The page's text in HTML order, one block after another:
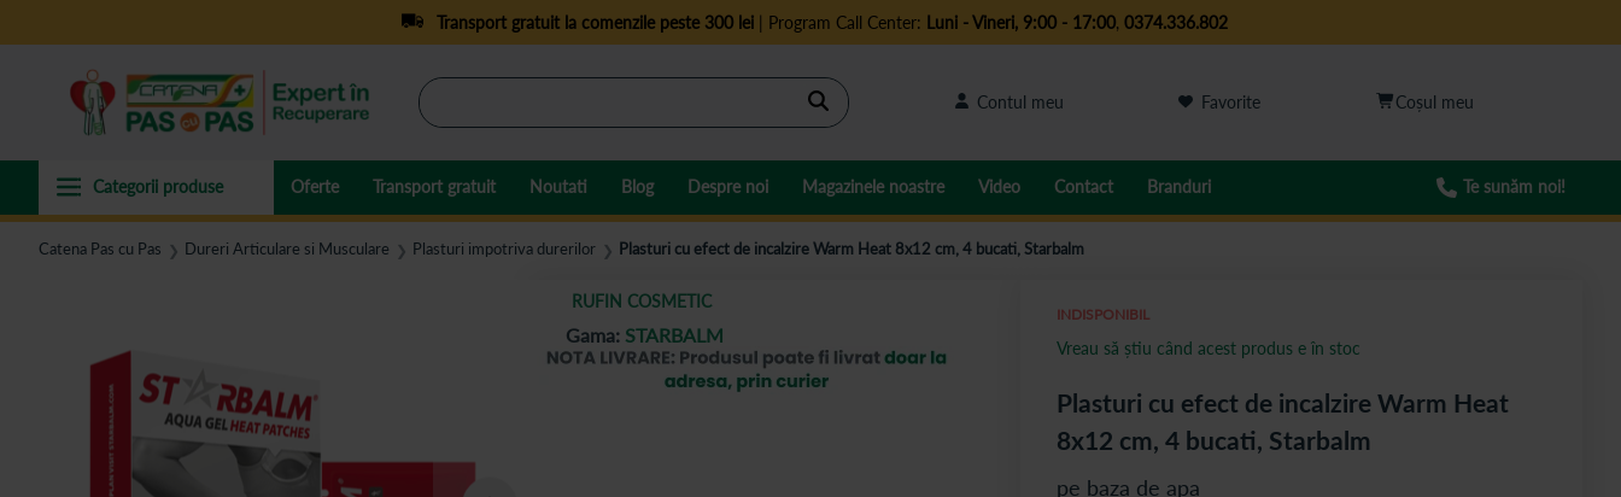
Transport gratuit la comenzile peste 300 lei| Program Call Center: Luni - Vineri, 9:00 - 17:00, 0374.336.802
Cautare Contul meu Favorite
Oferte Transport gratuit Noutati Blog Despre noi Magazinele noastre Video Contact Branduri Te sunăm noi!
Catena Pas cu Pas ❯ Dureri Articulare si Musculare ❯ Plasturi impotriva durerilor ❯ Plasturi cu efect de incalzire Warm Heat 8x12 cm, 4 bucati, Starbalm
RUFIN COSMETIC
Gama: STARBALM
Plasturi cu efect de incalzire Warm Heat
8x12 cm, 4 bucati, Starbalm
pe baza de apa
INDISPONIBIL
Vreau să știu când acest produs e în stoc